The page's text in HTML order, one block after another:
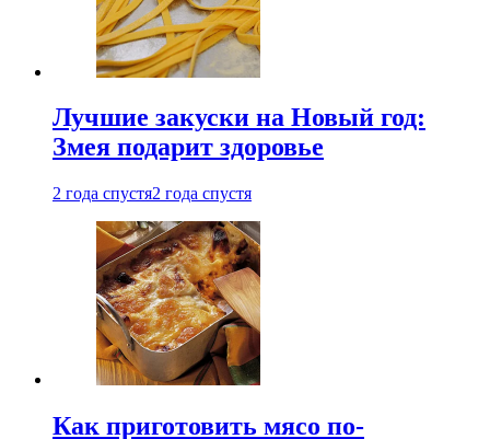
Лучшие закуски на Новый год:
Змея подарит здоровье
2 года спустя2 года спустя
Как приготовить мясо по-